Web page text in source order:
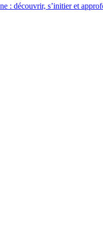
: découvrir, s’initier et